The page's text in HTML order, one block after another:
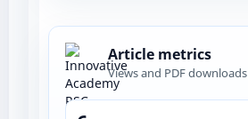
Article metrics
Views and PDF downloads